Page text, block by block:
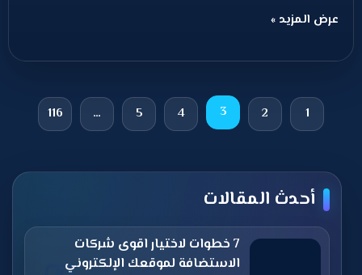
عرض المزيد »
1
2
3
4
5
…
116
أحدث المقالات
7 خطوات لاختيار اقوى شركات
الاستضافة لموقعك الإلكتروني